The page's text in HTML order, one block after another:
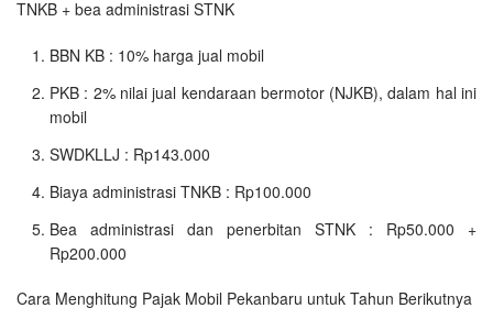
TNKB + bea administrasi STNK
BBN KB : 10% harga jual mobil
PKB : 2% nilai jual kendaraan bermotor (NJKB), dalam hal ini
mobil
SWDKLLJ : Rp143.000
Biaya administrasi TNKB : Rp100.000
Bea administrasi dan penerbitan STNK : Rp50.000 +
Rp200.000
Cara Menghitung Pajak Mobil Pekanbaru untuk Tahun Berikutnya